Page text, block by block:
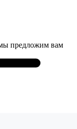
предложим вам